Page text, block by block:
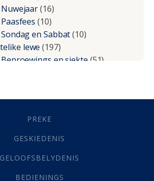
Nuwejaar(16)
Paasfees (10)
Sondag en Sabbat(10)
lewe (197)
Beproewings en siekte(51)
Geestelike Groei(10)
(21)
Grys Areas(4)
Lewensdoel(3)
Selfondersoek(1)
PREKE
GESKIEDENIS
GELOOFSBELYDENIS
BEDIENINGS